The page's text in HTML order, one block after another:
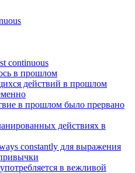
continuous
в прошлом
действий в прошлом
в прошлом было прервано
действиях в
constantly для выражения
в вежливой